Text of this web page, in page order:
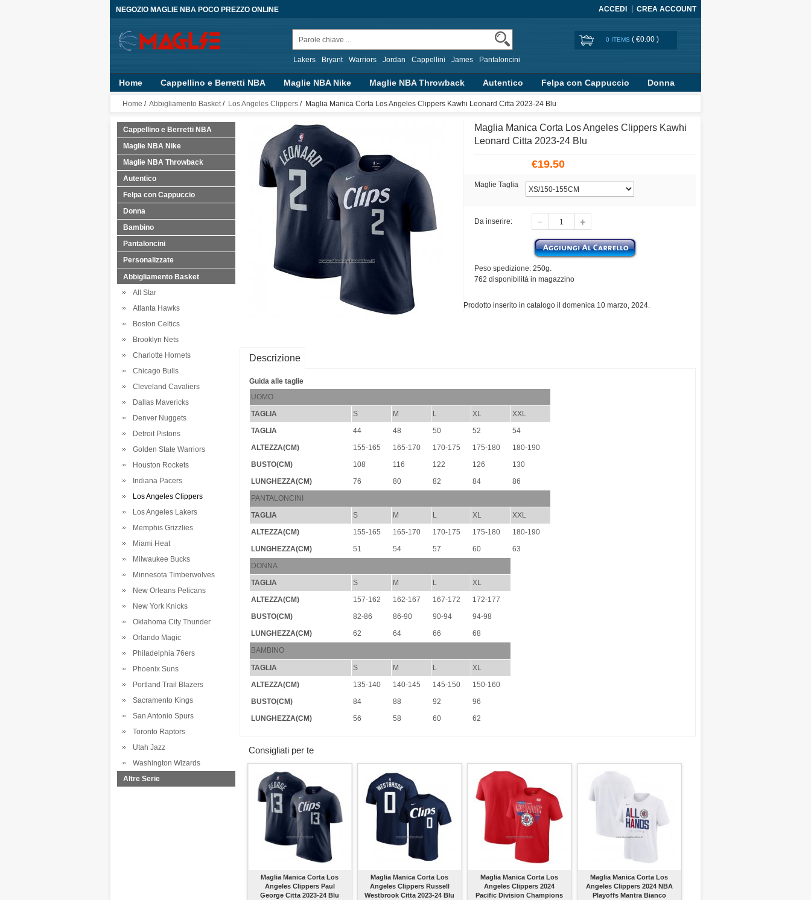
NEGOZIO MAGLIE NBA POCO PREZZO ONLINE ACCEDI CREA ACCOUNT
Lakers Bryant Warriors Jordan Cappellini James Pantaloncini
0 ITEMS ( €0.00 )
Home Cappellino e Berretti NBA Maglie NBA Nike Maglie NBA Throwback Autentico Felpa con Cappuccio
Donna
Bambino
Pantaloncini Personalizzate Abbigliamento Basket Altre Serie
Home / Abbigliamento Basket/ Los Angeles Clippers / Maglia Manica Corta Los Angeles Clippers Kawhi Leonard Citta 2023-24 Blu
Cappellino e Berretti NBA
Maglie NBA Nike
Maglie NBA Throwback
Autentico
Felpa con Cappuccio
Donna
Bambino
Pantaloncini
Personalizzate
Abbigliamento Basket
All Star
Atlanta Hawks
Boston Celtics
Brooklyn Nets
Charlotte Hornets
Chicago Bulls
Cleveland Cavaliers
Dallas Mavericks
Denver Nuggets
Detroit Pistons
Golden State Warriors
Houston Rockets
Indiana Pacers
Los Angeles Clippers
Los Angeles Lakers
Memphis Grizzlies
Miami Heat
Milwaukee Bucks
Minnesota Timberwolves
New Orleans Pelicans
New York Knicks
Oklahoma City Thunder
Orlando Magic
Philadelphia 76ers
Phoenix Suns
Portland Trail Blazers
Sacramento Kings
San Antonio Spurs
Toronto Raptors
Utah Jazz
Washington Wizards
Altre Serie
Maglia Manica Corta Los Angeles Clippers Kawhi
Leonard Citta 2023-24 Blu
€19.50
Maglie Taglia
Da inserire:
Peso spedizione: 250g.
762 disponibilità in magazzino
Prodotto inserito in catalogo il domenica 10 marzo, 2024.
Descrizione
Guida alle taglie
UOMO
TAGLIA
S M L XL
XXL
TAGLIA
44 48 50 52
54
ALTEZZA(CM)
155-165 165-170 170-175 175-180
180-190
BUSTO(CM)
108 116 122 126
130
LUNGHEZZA(CM)
76 80 82 84
86
PANTALONCINI
TAGLIA
S M L XL
XXL
ALTEZZA(CM)
155-165 165-170 170-175 175-180
180-190
LUNGHEZZA(CM)
51 54 57 60
63
DONNA
TAGLIA
S M L
XL
ALTEZZA(CM)
157-162 162-167 167-172
172-177
BUSTO(CM)
82-86 86-90 90-94
94-98
LUNGHEZZA(CM)
62 64 66
68
BAMBINO
TAGLIA S M L
XL
ALTEZZA(CM)
135-140 140-145 145-150
150-160
BUSTO(CM)
84 88 92
96
LUNGHEZZA(CM)
56 58 60 62
Consigliati per te
Maglia Manica Corta Los
Angeles Clippers Paul
George Citta 2023-24 Blu
Maglia Manica Corta Los
Angeles Clippers Russell
Westbrook Citta 2023-24 Blu
Maglia Manica Corta Los
Angeles Clippers 2024
Pacific Division Champions
Maglia Manica Corta Los
Angeles Clippers 2024 NBA
Playoffs Mantra Bianco